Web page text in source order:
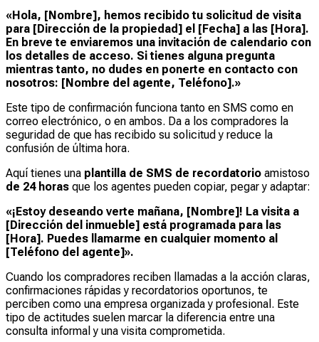
«Hola, [Nombre], hemos recibido tu solicitud de visita
para [Dirección de la propiedad] el [Fecha] a las [Hora].
En breve te enviaremos una invitación de calendario con
los detalles de acceso. Si tienes alguna pregunta
mientras tanto, no dudes en ponerte en contacto con
nosotros: [Nombre del agente, Teléfono].»
Este tipo de confirmación funciona tanto en SMS como en
correo electrónico, o en ambos. Da a los compradores la
seguridad de que has recibido su solicitud y reduce la
confusión de última hora.
Aquí tienes una plantilla de SMS de recordatorio amistoso
de 24 horas que los agentes pueden copiar, pegar y adaptar:
«¡Estoy deseando verte mañana, [Nombre]! La visita a
[Dirección del inmueble] está programada para las
[Hora]. Puedes llamarme en cualquier momento al
[Teléfono del agente]».
Cuando los compradores reciben llamadas a la acción claras,
confirmaciones rápidas y recordatorios oportunos, te
perciben como una empresa organizada y profesional. Este
tipo de actitudes suelen marcar la diferencia entre una
consulta informal y una visita comprometida.